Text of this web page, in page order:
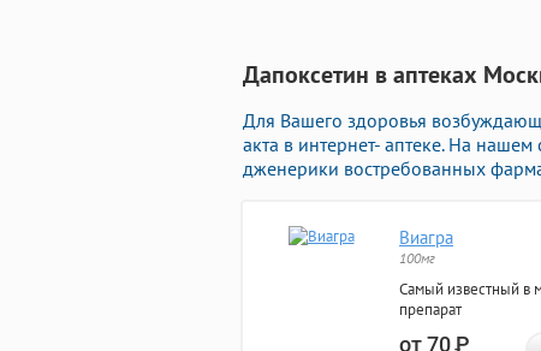
Дапоксетин в аптеках
Для Вашего здоровья
акта в интернет- аптеке. На
дженерики востребованных
Виагра
100мг
Самый известный в
препарат
от 70Р